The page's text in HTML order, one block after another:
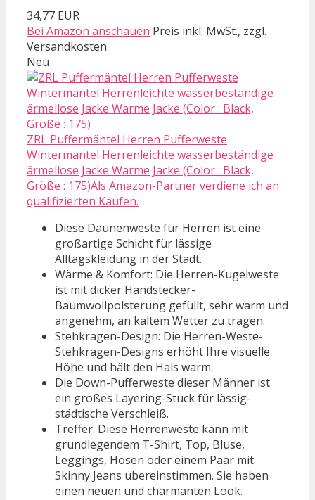
34,77 EUR
Bei Amazon anschauen Preis inkl. MwSt., zzgl.
Versandkosten
Neu
ZRL Puffermäntel Herren Pufferweste
Wintermantel Herrenleichte wasserbeständige
ärmellose Jacke Warme Jacke (Color : Black,
Größe : 175)Als Amazon-Partner verdiene ich an
qualifizierten Käufen.
Diese Daunenweste für Herren ist eine
großartige Schicht für lässige
Alltagskleidung in der Stadt.
Wärme & Komfort: Die Herren-Kugelweste
ist mit dicker Handstecker-
Baumwollpolsterung gefüllt, sehr warm und
angenehm, an kaltem Wetter zu tragen.
Stehkragen-Design: Die Herren-Weste-
Stehkragen-Designs erhöht Ihre visuelle
Höhe und hält den Hals warm.
Die Down-Pufferweste dieser Männer ist
ein großes Layering-Stück für lässig-
städtische Verschleiß.
Treffer: Diese Herrenweste kann mit
grundlegendem T-Shirt, Top, Bluse,
Leggings, Hosen oder einem Paar mit
Skinny Jeans übereinstimmen. Sie haben
einen neuen und charmanten Look.